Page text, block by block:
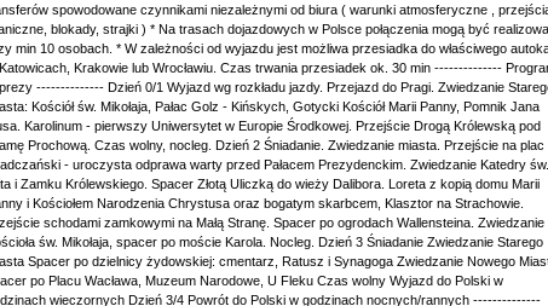
spowodowane czynnikami niezależnymi od biura ( warunki atmosferyczne ,
blokady, strajki ) * Na trasach dojazdowych w Polsce połączenia mogą być
min 10 osobach. * W zależności od wyjazdu jest możliwa przesiadka do właściwego
Krakowie lub Wrocławiu. Czas trwania przesiadek ok. 30 min --------------
-------------- Dzień 0/1 Wyjazd wg rozkładu jazdy. Przejazd do Pragi. Zwiedzanie
Kościół św. Mikołaja, Pałac Golz - Kińskych, Gotycki Kościół Marii Panny, Pomnik Jana
Karolinum - pierwszy Uniwersytet w Europie Środkowej. Przejście Drogą Królewską pod
Prochową. Czas wolny, nocleg. Dzień 2 Śniadanie. Zwiedzanie miasta. Przejście na plac
- uroczysta odprawa warty przed Pałacem Prezydenckim. Zwiedzanie Katedry św.
i Zamku Królewskiego. Spacer Złotą Uliczką do wieży Dalibora. Loreta z kopią domu Marii
i Kościołem Narodzenia Chrystusa oraz bogatym skarbcem, Klasztor na Strachowie.
schodami zamkowymi na Małą Stranę. Spacer po ogrodach Wallensteina. Zwiedzanie
św. Mikołaja, spacer po moście Karola. Nocleg. Dzień 3 Śniadanie Zwiedzanie Starego
Spacer po dzielnicy żydowskiej: cmentarz, Ratusz i Synagoga Zwiedzanie Nowego
po Placu Wacława, Muzeum Narodowe, U Fleku Czas wolny Wyjazd do Polski w
wieczornych Dzień 3/4 Powrót do Polski w godzinach nocnych/rannych --------------